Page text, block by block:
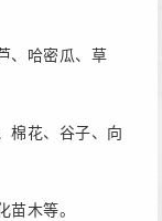
、哈密瓜、草
棉花、谷子、向
木等。